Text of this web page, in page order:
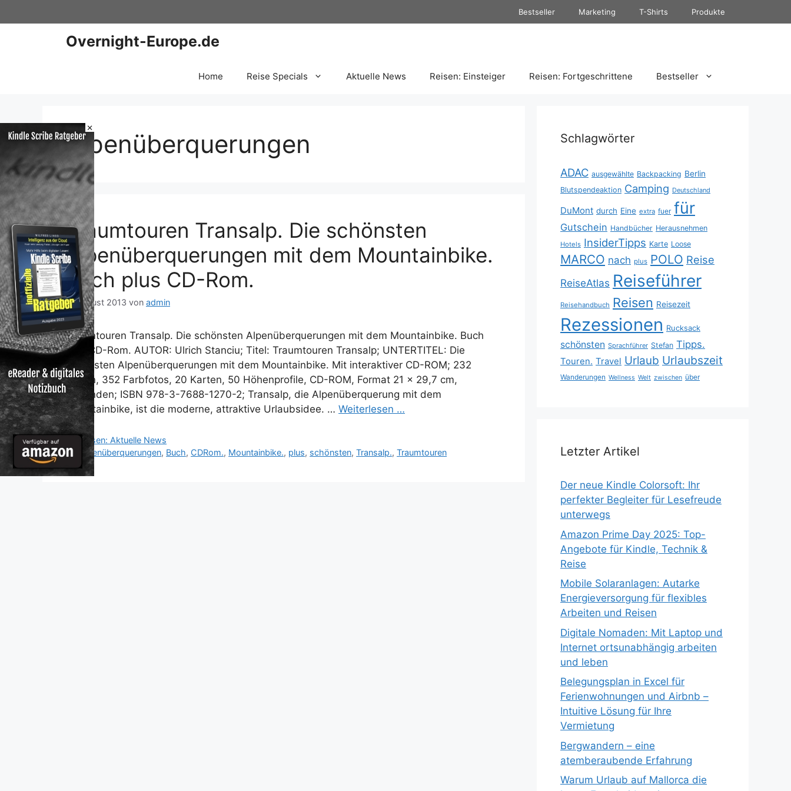
×
Inhalt
Bestseller Marketing T-Shirts Produkte
Overnight-Europe.de
Home Reise Specials Aktuelle News Reisen: Einsteiger Reisen: Fortgeschrittene Bestseller
Alpenüberquerungen
Traumtouren Transalp. Die schönsten
Alpenüberquerungen mit dem Mountainbike.
Buch plus CD-Rom.
8. August 2013 von admin
Traumtouren Transalp. Die schönsten Alpenüberquerungen mit dem Mountainbike. Buch
plus CD-Rom. AUTOR: Ulrich Stanciu; Titel: Traumtouren Transalp; UNTERTITEL: Die
schönsten Alpenüberquerungen mit dem Mountainbike. Mit interaktiver CD-ROM; 232
Seiten, 352 Farbfotos, 20 Karten, 50 Höhenprofile, CD-ROM, Format 21 x 29,7 cm,
gebunden; ISBN 978-3-7688-1270-2; Transalp, die Alpenüberquerung mit dem
Mountainbike, ist die moderne, attraktive Urlaubsidee. … Weiterlesen …
Kategorien
Reisen: Aktuelle News
Schlagwörter
Alpenüberquerungen, Buch, CDRom., Mountainbike., plus, schönsten,Transalp.,Traumtouren
Schlagwörter
ADAC ausgewählte Backpacking Berlin
Blutspendeaktion Camping Deutschland
DuMont durch Eine extra fuer für
Gutschein Handbücher Herausnehmen
Hotels InsiderTipps Karte Loose
MARCO nach plus POLO Reise
ReiseAtlas Reiseführer
Reisehandbuch Reisen Reisezeit
Rezessionen Rucksack
schönsten Sprachführer Stefan Tipps.
Touren. Travel Urlaub Urlaubszeit
Wanderungen Wellness Welt zwischen über
Letzter Artikel
Der neue Kindle Colorsoft: Ihr
perfekter Begleiter für Lesefreude
unterwegs
Amazon Prime Day 2025: Top-
Angebote für Kindle, Technik &
Reise
Mobile Solaranlagen: Autarke
Energieversorgung für flexibles
Arbeiten und Reisen
Digitale Nomaden: Mit Laptop und
Internet ortsunabhängig arbeiten
und leben
Belegungsplan in Excel für
Ferienwohnungen und Airbnb –
Intuitive Lösung für Ihre
Vermietung
Bergwandern – eine
atemberaubende Erfahrung
Warum Urlaub auf Mallorca die